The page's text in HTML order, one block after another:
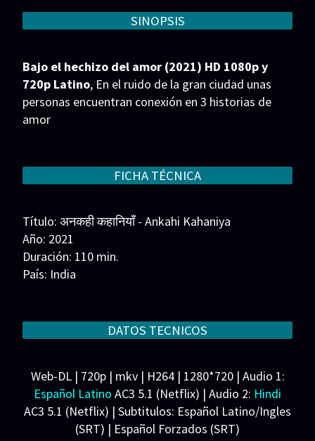
Fantástico Romance
Biográfico Musical
SERIES
Series 720p 2160p 4K SDR
¿COMO DESCARGAR?
TIPOS DE CALIDADES
SINOPSIS
Bajo el hechizo del amor (2021) HD 1080p y
720p Latino, En el ruido de la gran ciudad unas
personas encuentran conexión en 3 historias de
amor
FICHA TÉCNICA
Título: अनकही कहानियाँ - Ankahi Kahaniya
Año: 2021
Duración: 110 min.
País: India
Música:
Fotografía:
Banerjee, Rinku Rajguru, Nikhil Dwivedi, Palomi
Ghosh
Productora: Flying Unicorn Entertainment, RSVP
Productions. Distribuidora: Netflix
DATOS TECNICOS
Web-DL | 720p | mkv | H264 | 1280*720 | Audio 1:
Español Latino AC3 5.1 (Netflix) | Audio 2: Hindi
AC3 5.1 (Netflix) | Subtitulos: Español Latino/Ingles
(SRT) | Español Forzados (SRT)